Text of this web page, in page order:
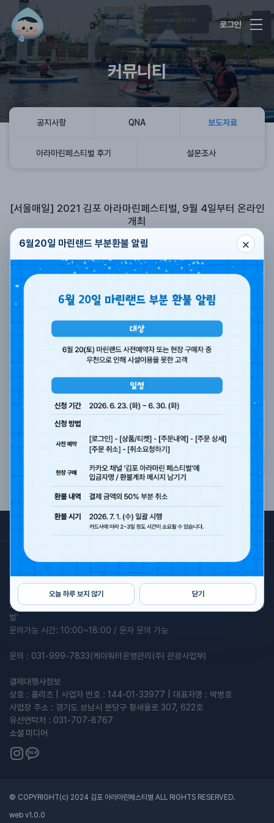
6월20일 마린랜드 부분환불 알림 ×
오늘 하루 보지 않기 닫기
로그인
커뮤니티
공지사항 QNA 보도자료
아라마린페스티벌 후기 설문조사
[서울매일] 2021 김포 아라마린페스티벌, 9월 4일부터 온라인
개최
아라마린페스티벌 조회수 989
기사를 보시려면 아래의 버튼을 눌러 이동하세요.
기사 보기
개인정보처리방침
주최 : 김포시, 한국수자원공사 | 주관 : 케이워터운영관리(주)
프로그램 관련 문의: 010-6818-0410 / 카카오톡채널 '김포 아라마린페스티
벌'
문의가능 시간: 10:00~18:00 / 문자 문의 가능
문의 : 031-999-7833(케이워터운영관리(주) 관광사업부)
결제대행사정보
상호 : 홀리츠 | 사업자 번호 : 144-01-33977 | 대표자명 : 박병호
사업장 주소 : 경기도 성남시 분당구 황새울로 307, 622호
유선연락처 : 031-707-8767
소셜 미디어
© COPYRIGHT(c) 2024 김포 아라마린페스티벌 ALL RIGHTS RESERVED.
web v1.0.0